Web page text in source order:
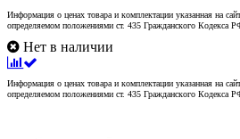
Информация о ценах товара и комплектации указанная на
определяемом положениями ст. 435 Гражданского Кодекса
Нет в наличии
Информация о ценах товара и комплектации указанная на
определяемом положениями ст. 435 Гражданского Кодекса